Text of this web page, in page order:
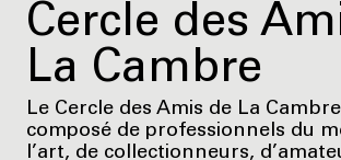
Cercle des
La Cambre
Le Cercle des Amis de La
composé de professionnels du
l’art, de collectionneurs,